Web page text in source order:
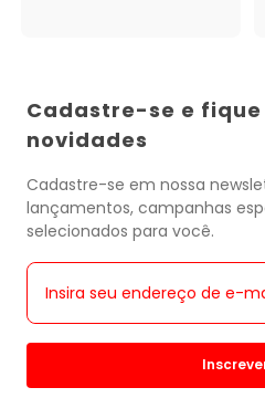
Cadastre-se e
novidades
Cadastre-se em nossa
lançamentos, campanhas
selecionados para você.